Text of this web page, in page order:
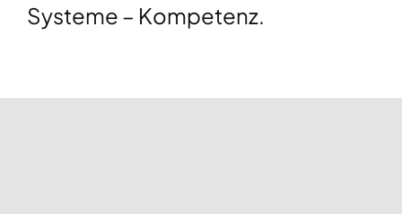
Systeme – Kompetenz.